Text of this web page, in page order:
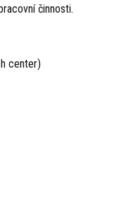
činnosti.
center)